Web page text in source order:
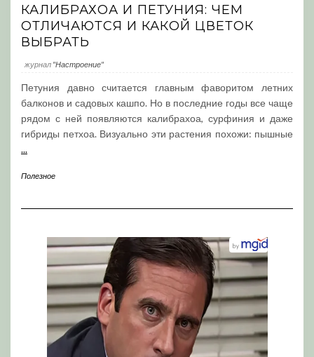
КАЛИБРАХОА И ПЕТУНИЯ: ЧЕМ
ОТЛИЧАЮТСЯ И КАКОЙ ЦВЕТОК
ВЫБРАТЬ
журнал "Настроение"
Петуния давно считается главным фаворитом летних
балконов и садовых кашпо. Но в последние годы все чаще
рядом с ней появляются калибрахоа, сурфиния и даже
гибриды петхоа. Визуально эти растения похожи: пышные
...
Полезное